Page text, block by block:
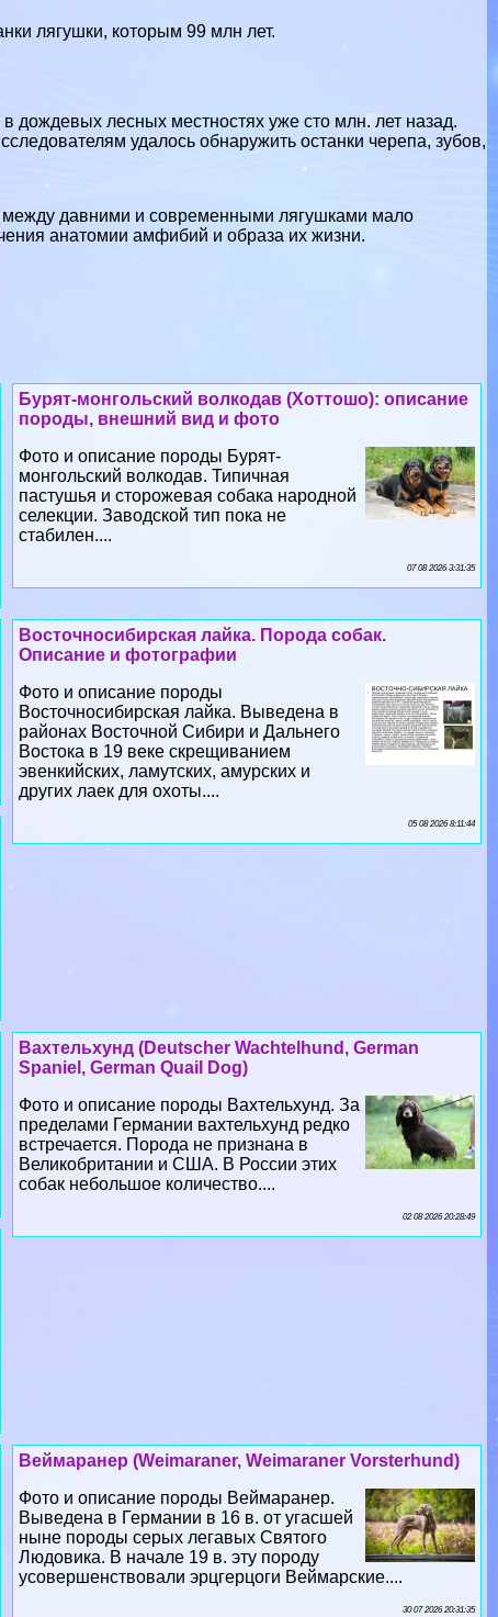
лягушки, которым 99 млн лет.
лесных местностях уже сто млн. лет назад.
удалось обнаружить останки черепа, зубов,
между давними и современными лягушками мало
анатомии амфибий и образа их жизни.
Бурят-монгольский волкодав (Хоттошо): описание
породы, внешний вид и фото
Фото и описание породы Бурят-
монгольский волкодав. Типичная
пастушья и сторожевая собака народной
селекции. Заводской тип пока не
стабилен....
07 08 2026 3:31:35
Восточносибирская лайка. Порода собак.
Описание и фотографии
Фото и описание породы
Восточносибирская лайка. Выведена в
районах Восточной Сибири и Дальнего
Востока в 19 веке скрещиванием
эвенкийских, ламутских, амурских и
других лаек для охоты....
05 08 2026 8:11:44
Вахтельхунд (Deutscher Wachtelhund, German
Spaniel, German Quail Dog)
Фото и описание породы Вахтельхунд. За
пределами Германии вахтельхунд редко
встречается. Порода не признана в
Великобритании и США. В России этих
собак небольшое количество....
02 08 2026 20:28:49
Веймаранер (Weimaraner, Weimaraner Vorsterhund)
Фото и описание породы Веймаранер.
Выведена в Германии в 16 в. от угасшей
ныне породы серых легавых Святого
Людовика. В начале 19 в. эту породу
усовершенствовали эрцгерцоги Веймарские....
30 07 2026 20:31:35